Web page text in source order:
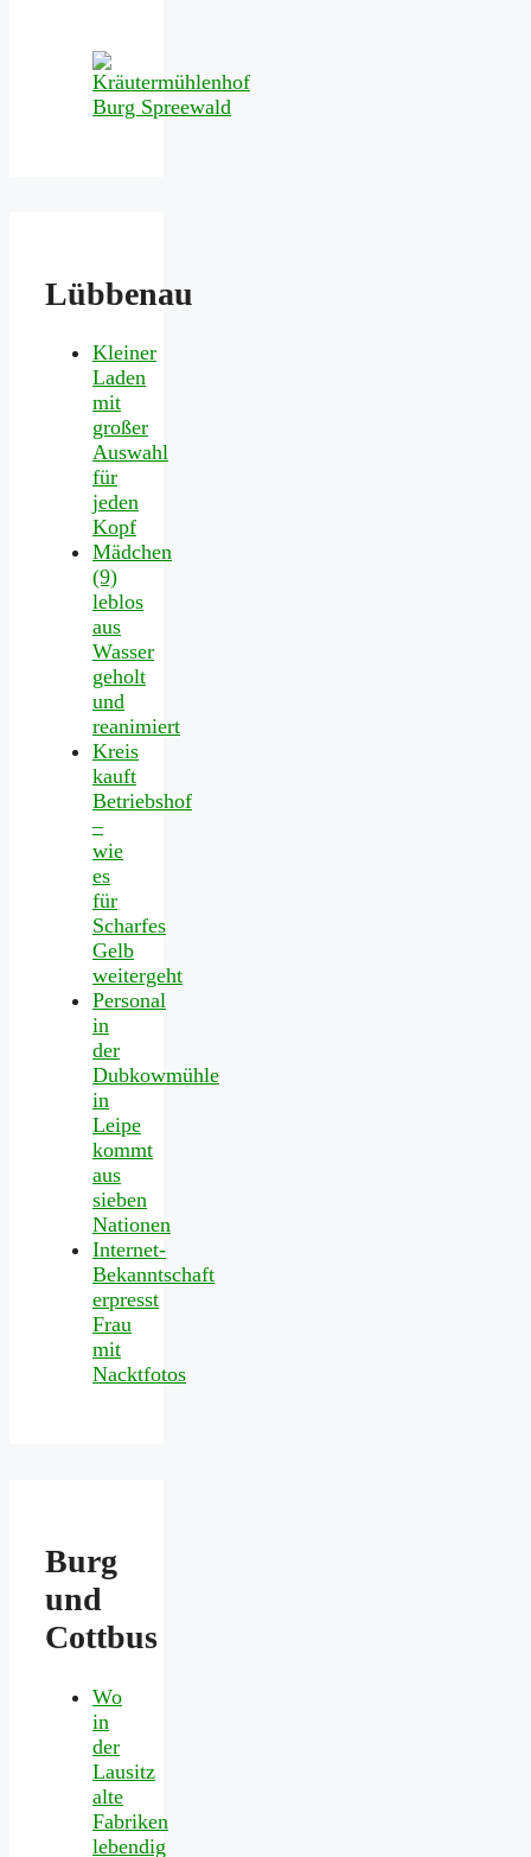
Lübbenau
Kleiner
Laden
mit
großer
Auswahl
für
jeden
Kopf
Mädchen
(9)
leblos
aus
Wasser
geholt
und
reanimiert
Kreis
kauft
Betriebshof
–
wie
es
für
Scharfes
Gelb
weitergeht
Personal
in
der
Dubkowmühle
in
Leipe
kommt
aus
sieben
Nationen
Internet-
Bekanntschaft
erpresst
Frau
mit
Nacktfotos
Burg
und
Cottbus
Wo
in
der
Lausitz
alte
Fabriken
lebendig